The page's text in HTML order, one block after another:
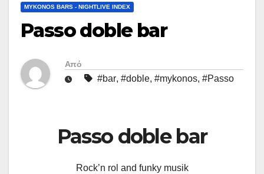
MYKONOS BARS - NIGHTLIVE INDEX
Passo doble bar
Από
#bar, #doble, #mykonos, #Passo
Passo doble bar
Rock’n rol and funky musik